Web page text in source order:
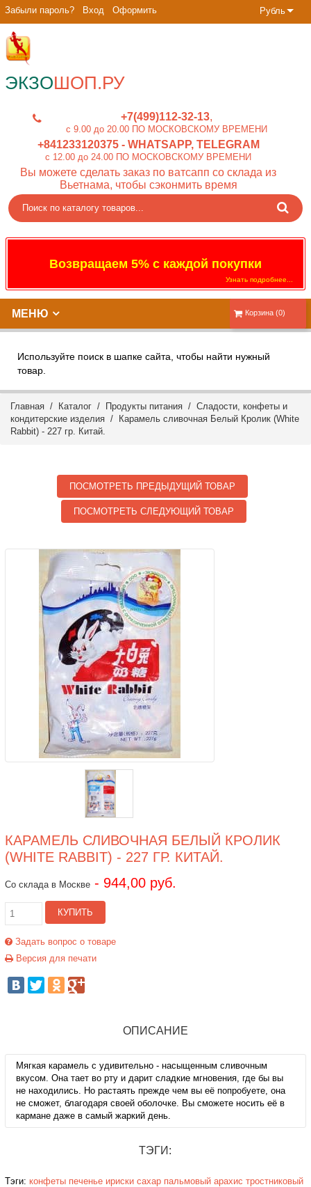
Рубль
Забыли пароль? Вход Оформить
ЭКЗОШОП.РУ
+7(499)112-32-13
c 9.00 до 20.00 ПО МОСКОВСКОМУ ВРЕМЕНИ
+841233120375- WHATSAPP, TELEGRAM
c 12.00 до 24.00 ПО МОСКОВСКОМУ ВРЕМЕНИ
Вы можете сделать заказ по ватсапп со склада из
Вьетнама, чтобы сэконмить время
Возвращаем 5% с каждой покупки
Узнать подробнее...
Корзина (0)
МЕНЮ
Используйте поиск в шапке сайта, чтобы найти нужный
товар.
Главная / Каталог / Продукты питания / Сладости, конфеты и
кондитерские изделия / Карамель сливочная Белый Кролик (White
Rabbit) - 227 гр. Китай.
ПОСМОТРЕТЬ ПРЕДЫДУЩИЙ ТОВАР
ПОСМОТРЕТЬ СЛЕДУЮЩИЙ ТОВАР
КАРАМЕЛЬ СЛИВОЧНАЯ БЕЛЫЙ КРОЛИК
(WHITE RABBIT) - 227 ГР. КИТАЙ.
Со склада в Москве- 944,00 руб.
КУПИТЬ
Задать вопрос о товаре
Версия для печати
ОПИСАНИЕ
Мягкая карамель с удивительно - насыщенным сливочным
вкусом. Она тает во рту и дарит сладкие мгновения, где бы вы
не находились. Но растаять прежде чем вы её попробуете, она
не сможет, благодаря своей оболочке. Вы сможете носить её в
кармане даже в самый жаркий день.
ТЭГИ:
Тэги: конфеты печенье ириски сахар пальмовый арахис тростниковый